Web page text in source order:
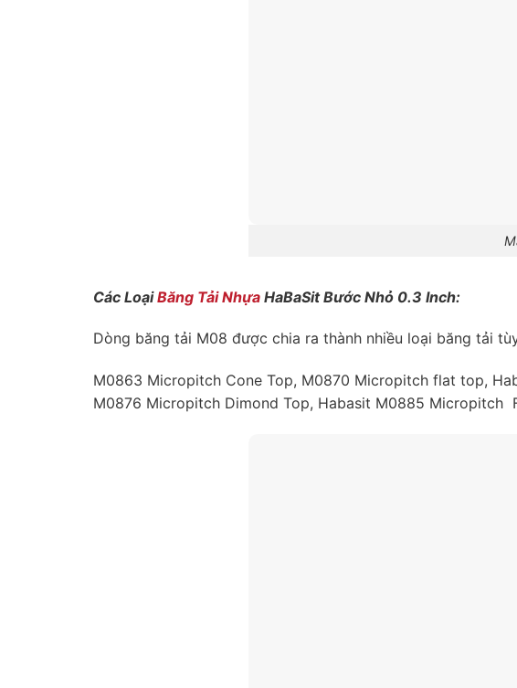
Các LoạiBăng Tải Nhựa HaBaSit Bước Nhỏ 0.3 Inch:
Dòng băng tải M08 được chia ra thành nhiều loại băng tải
M0863 Micropitch Cone Top, M0870 Micropitch flat top,
M0876 Micropitch Dimond Top, Habasit M0885 Micropitch